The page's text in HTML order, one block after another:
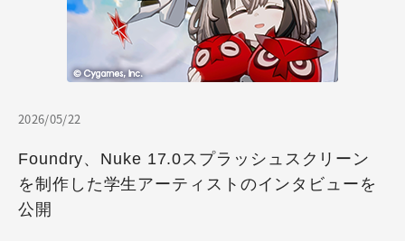
2026/05/22
Foundry、Nuke 17.0スプラッシュスクリーン
を制作した学生アーティストのインタビューを
公開